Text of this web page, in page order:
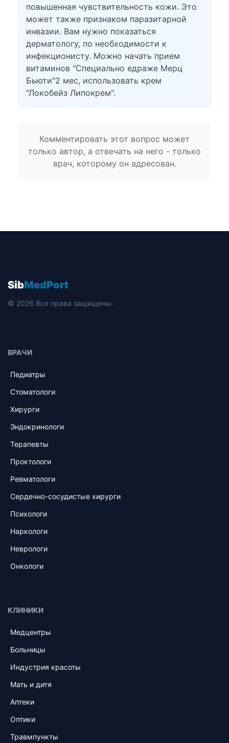
повышенная чувствительность кожи. Это
может также признаком паразитарной
инвазии. Вам нужно показаться
дерматологу, по необходимости к
инфекционисту. Можно начать прием
витаминов "Специально едраже Мерц
Бьюти"2 мес, использовать крем
"Локобейз Липокрем".
Комментировать этот вопрос может
только автор, а отвечать на него - только
врач, которому он адресован.
SibMedPort
© 2026 Все права защищены.
ВРАЧИ
Педиатры
Стоматологи
Хирурги
Эндокринологи
Терапевты
Проктологи
Ревматологи
Сердечно-сосудистые хирурги
Психологи
Наркологи
Неврологи
Онкологи
КЛИНИКИ
Медцентры
Больницы
Индустрия красоты
Мать и дитя
Аптеки
Оптики
Травмпункты